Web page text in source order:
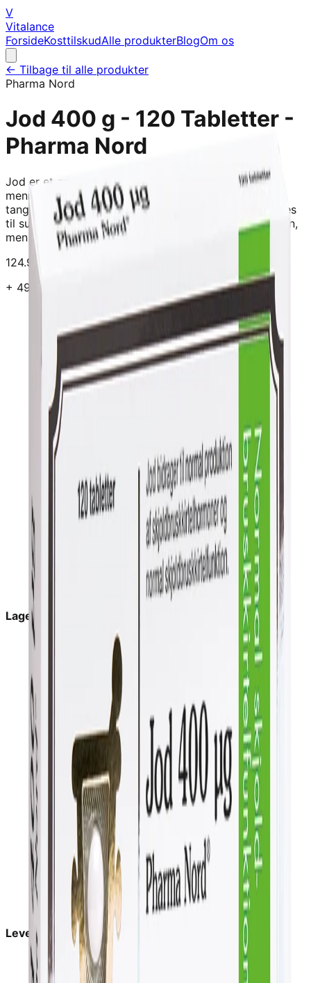
V
Vitalance
ForsideKosttilskudAlle produkterBlogOm os
← Tilbage til alle produkter
Pharma Nord
Jod 400 g - 120 Tabletter -
Pharma Nord
Jod er et grundstof og et livsvigtigt sporstof for
mennesker. I kosten kan vi fø jod fra fisk, skaldyr og
tang men nøsten intet fra Nori-tang, som typisk bruges
til sushi. Der er en smule jod i øg, mest i øggeblommen,
men kun meget smø møngder i andre fød
124.95
+ 49 kr i fragt
Lagerstatus:
Leveringstid: 2-6 dage